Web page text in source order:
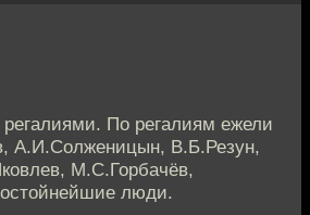
регалиями. По регалиям ежели
А.И.Солженицын, В.Б.Резун,
М.С.Горбачёв,
люди.